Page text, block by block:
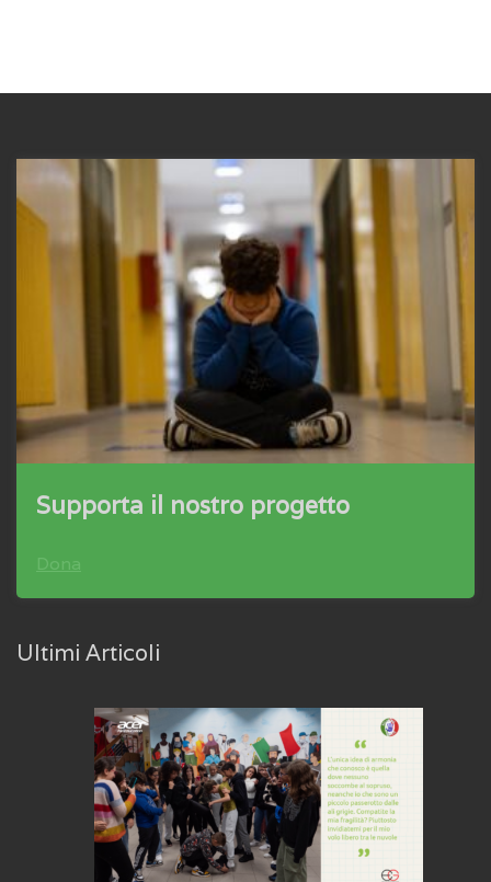
Supporta il nostro progetto
Dona
Ultimi Articoli